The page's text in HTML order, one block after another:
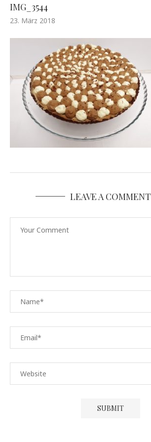
IMG_3544
23. März 2018
LEAVE A COMMENT